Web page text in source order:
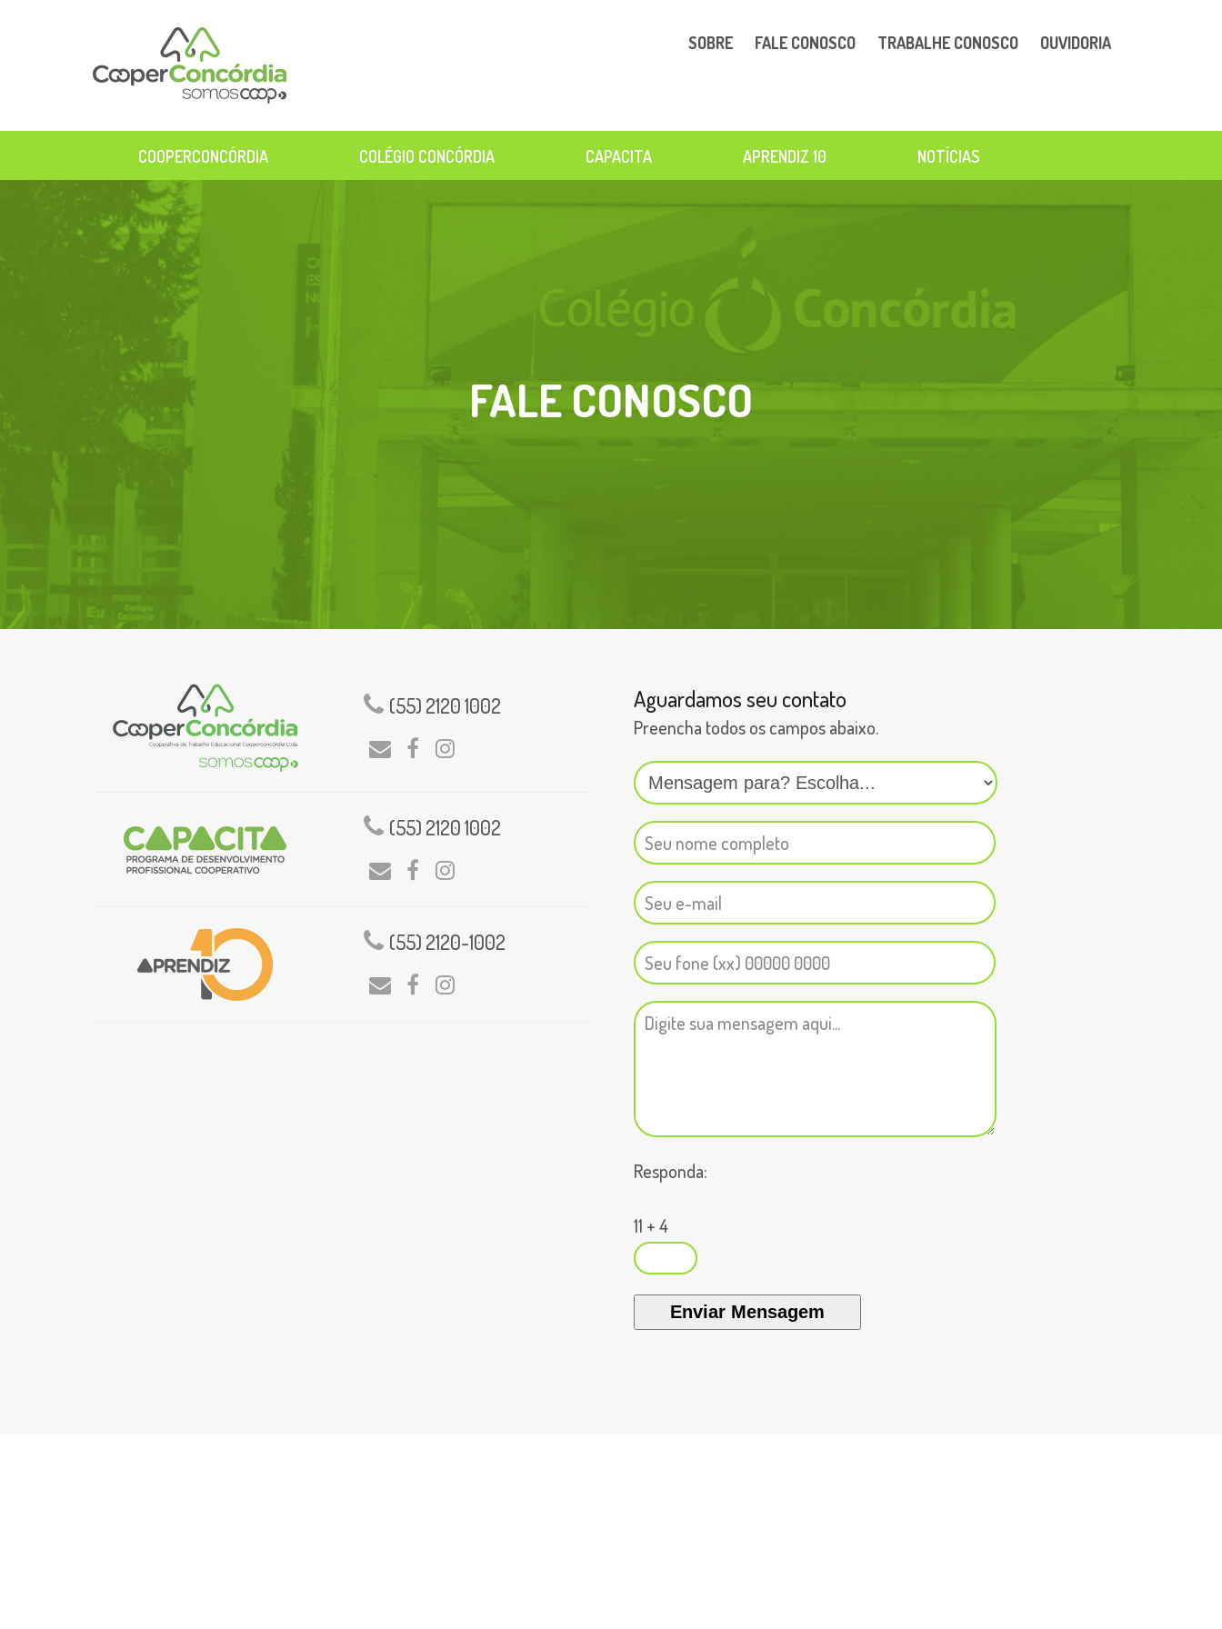
SOBRE FALE CONOSCO TRABALHE CONOSCO OUVIDORIA
COOPERCONCÓRDIA COLÉGIO CONCÓRDIA CAPACITA APRENDIZ 10 NOTÍCIAS
FALE CONOSCO
(55) 2120 1002
EmailFacebookInstagram
(55) 2120 1002
EmailFacebookInstagram
(55) 2120-1002
EmailFacebookInstagram
Aguardamos seu contato
Preencha todos os campos abaixo.
Responda:
11 + 4